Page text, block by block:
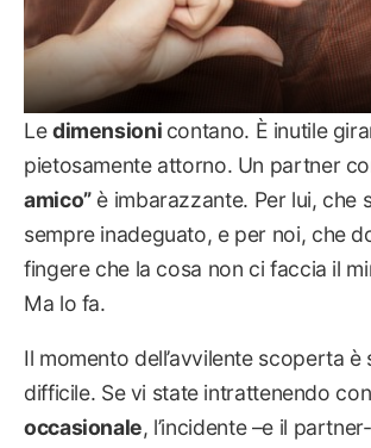
Ledimensioni contano. È inutile
pietosamente attorno. Un partner
amico”è imbarazzante. Per lui, che
sempre inadeguato, e per noi, che
fingere che la cosa non ci faccia il
Ma lo fa.
Il momento dell’avvilente scoperta è
difficile. Se vi state intrattenendo
occasionale, l’incidente –e il